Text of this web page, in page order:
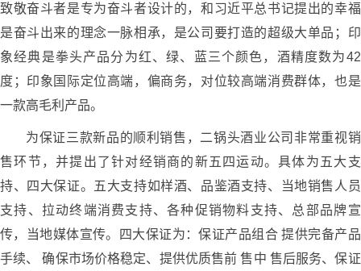
致敬奋斗者是专为奋斗者设计的，和习近平总书记提出的幸福
是奋斗出来的理念一脉相承，是公司要打造的超级大单品；印
象经典是拳头产品分为红、绿、蓝三个颜色，酒精度数为42
度；印象国际定位高端，偏商务，对位较高端消费群体，也是
一款高毛利产品。
为保证三款新品的顺利销售，二锅头酒业公司非常重视销
售环节，并提出了针对经销商的新五四运动。具体为五大支
持、四大保证。五大支持如样酒、品鉴酒支持、当地销售人员
支持、拉动终端消费支持、各种促销物料支持、总部品牌宣
传，当地媒体宣传。四大保证为：保证产品组合 提供完备产品
手续、 确保市场价格稳定、提供优质售前 售中 售后服务、保证